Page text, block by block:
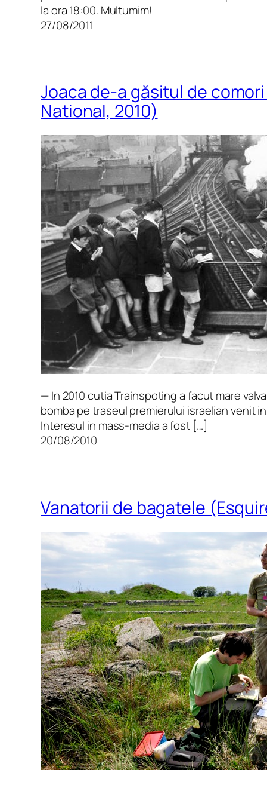
la ora 18:00. Multumim!
27/08/2011
Joaca de-a găsitul de
National, 2010)
— In 2010 cutia Trainspoting a facut mare
bomba pe traseul premierului israelian venit
Interesul in mass-media a fost […]
20/08/2010
Vanatorii de bagatele